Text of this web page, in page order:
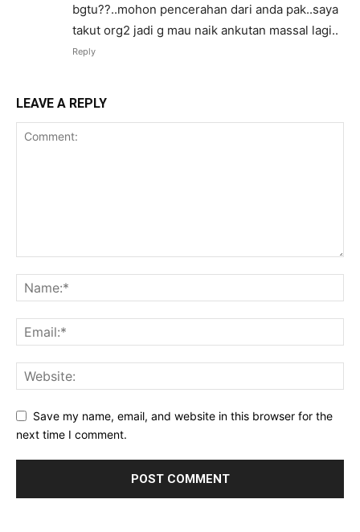
bgtu??..mohon pencerahan dari anda pak..saya
takut org2 jadi g mau naik ankutan massal lagi..
Reply
LEAVE A REPLY
Save my name, email, and website in this browser for the
next time I comment.